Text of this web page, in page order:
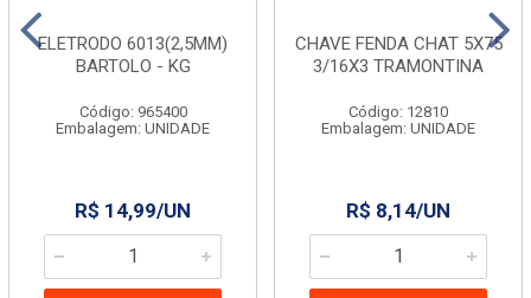
ELETRODO 6013(2,5MM)
BARTOLO - KG
Código: 965400
Embalagem: UNIDADE
R$ 14,99/UN
CHAVE FENDA CHAT 5X75
3/16X3 TRAMONTINA
Código: 12810
Embalagem: UNIDADE
R$ 8,14/UN